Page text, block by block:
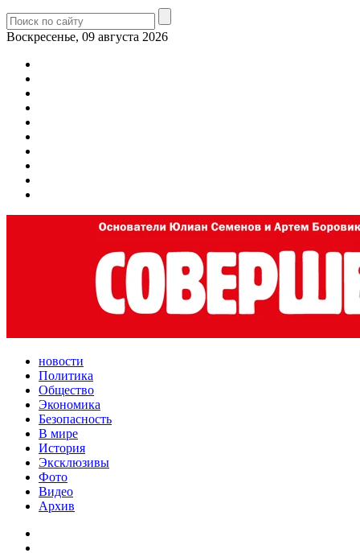
Воскресенье, 09 августа 2026
новости
Политика
Общество
Экономика
Безопасность
В мире
История
Эксклюзивы
Фото
Видео
Архив